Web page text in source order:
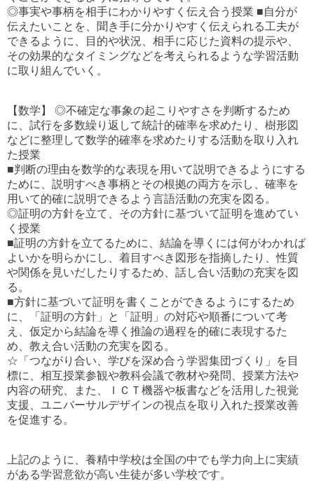
◎事実や事柄を相手にわかりやすく伝え合う授業 ■自分が
伝えたいことを、聞き手に分かりやすく伝えられる工夫が
できるように、目的や状況、相手に応じた資料の提示や、
その効果的なタイミングなどを考えられるような学習活動
に取り組んでいく。
【数学】 ◎不確定な事象の起こりやすさを判断するため
に、試行を多数繰り返して統計的確率を求めたり、樹形図
などに整理して数学的確率を求めたりする活動を取り入れ
た授業
■判断の理由を数学的な表現を用いて説明できるようにする
ために、説明すべき事柄とその根拠の両方を示し、確率を
用いて的確に説明できるよう言語活動の充実を図る。
◎証明の方針を立て、その方針に基づいて証明を進めてい
く授業
■証明の方針を立てるために、結論を導くには何がわかれば
よいかを明らかにし、着目すべき図形を指摘したり、性質
や関係を見いだしたりするため、話し合い活動の充実を図
る。
■方針に基づいて証明を書くことができるようにするため
に、「証明の方針」と「証明」の対応や順番について考
え、仮定から結論を導く推論の過程を的確に表現するた
め、教え合い活動の充実を図る。
☆「つながり合い、学びを深め合う学習集団づくり」を目
標に、相互授業参観や教科会議で教材や発問、授業方法や
内容の研究、また、ＩＣＴ機器や板書などを活用した視覚
支援、ユニバーサルデザインの視点を取り入れた授業改善
を促進する。
上記のように、養精中学校は全国の中でも学力向上に実績
がある学習意欲が高い生徒が多い学校です。